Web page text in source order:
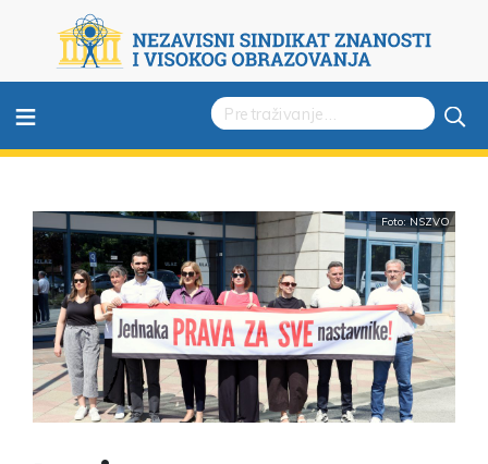
≡
Foto: NSZVO